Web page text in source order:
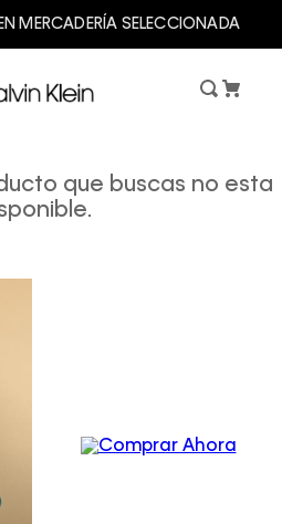
MERCADERÍA SELECCIONADA
que buscas no esta